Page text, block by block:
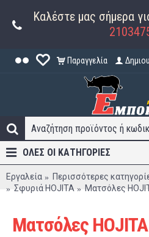
Καλέστε μας σήμερα
Παραγγελία
ΟΛΕΣ ΟΙ ΚΑΤΗΓΟΡΊΕΣ
Εργαλεία Περισσότερες
Σφυριά HOJITA
Ματσόλες
Ματσόλες HOJITA